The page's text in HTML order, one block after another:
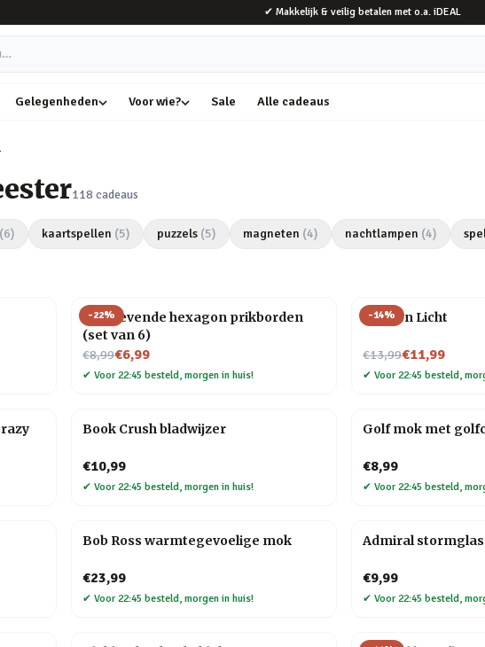
✔ Makkelijk & veilig betalen met o.a. iDEAL
Gelegenheden Voor wie? Sale Alle cadeaus
118 cadeaus
(6) kaartspellen (5) puzzels (5) magneten (4) nachtlampen (4)
-22%
Zelfklevende hexagon prikborden
(set van 6)
€8,99
Nu voor€6,99
✔ Voor 22:45 besteld, morgen in huis!
-14%
Flessen Licht
€13,99
Nu voor€11,99
✔ Voor 22:45 besteld,
Book Crush bladwijzer
€10,99
✔ Voor 22:45 besteld, morgen in huis!
Golf mok met
€8,99
✔ Voor 22:45 besteld,
Bob Ross warmtegevoelige mok
€23,99
✔ Voor 22:45 besteld, morgen in huis!
Admiral stormglas
€9,99
✔ Voor 22:45 besteld,